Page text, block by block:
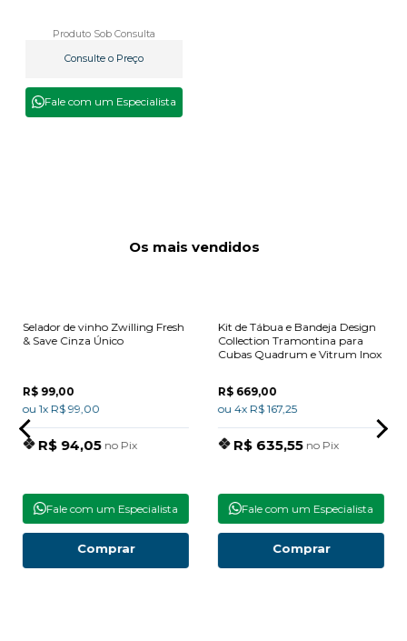
Produto Sob Consulta
Consulte o Preço
Fale com um Especialista
Os mais vendidos
Selador de vinho Zwilling Fresh
& Save Cinza Único
R$ 99,00
ou 1x R$ 99,00
R$ 94,05 no Pix
Fale com um Especialista
Comprar
Kit de Tábua e Bandeja Design
Collection Tramontina para
Cubas Quadrum e Vitrum Inox
R$ 669,00
ou 4x R$ 167,25
R$ 635,55 no Pix
Fale com um Especialista
Comprar